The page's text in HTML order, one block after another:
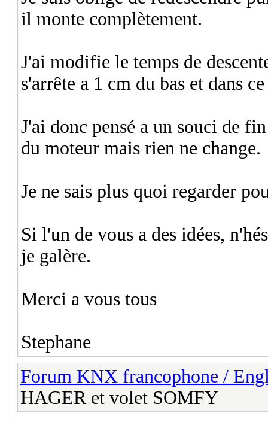
il monte complètement.
J'ai modifie le temps de
s'arrête a 1 cm du bas et dans
J'ai donc pensé a un souci de
du moteur mais rien ne change.
Je ne sais plus quoi regarder
Si l'un de vous a des idées,
je galère.
Merci a vous tous
Stephane
Forum KNX francophone /
HAGER et volet SOMFY